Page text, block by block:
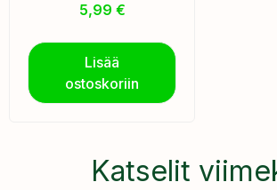
5,99 €
Lisää
ostoskoriin
Katselit